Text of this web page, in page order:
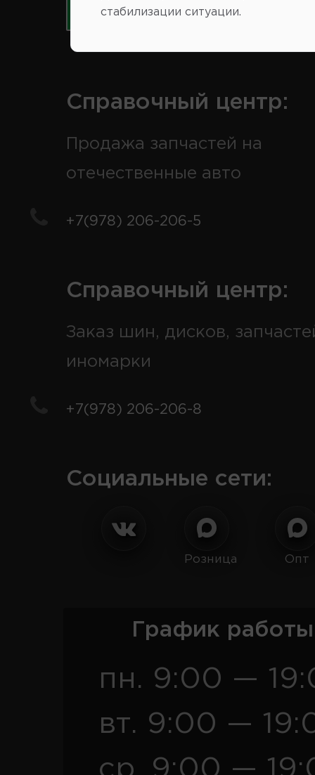
Справочный центр:
Продажа запчастей на
отечественные авто
+7(978) 206-206-5
Справочный центр:
Заказ шин, дисков,
иномарки
+7(978) 206-206-8
Социальные сети:
Розница Опт
График
пн. 9:00 —
вт. 9:00 —
ср. 9:00 —
стабилизации ситуации.